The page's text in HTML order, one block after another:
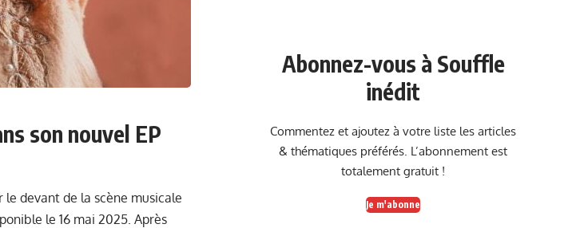
son nouvel EP
devant de la scène musicale
le 16 mai 2025. Après
Abonnez-vous à Souffle
inédit
Commentez et ajoutez à votre liste les articles
& thématiques préférés. L’abonnement est
totalement gratuit !
Je m'abonne